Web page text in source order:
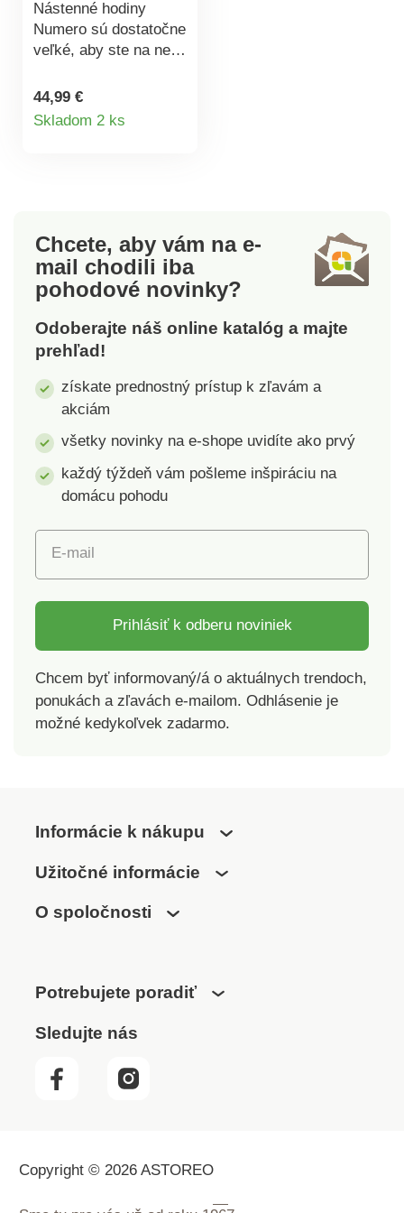
Nástenné hodiny
Numero sú dostatočne
veľké, aby ste na ne
Praktické veľké
číslice umožňujú
súčasťou
balenia).Nástenné
hodinyVeľké
čísliceDrevo a
kovPrevádzka na 1 x
AA batérie (niesú
súčasťou balenia)
44,99 €
Skladom 2 ks
Chcete, aby vám na e-
mail chodili iba
pohodové novinky?
Odoberajte náš online katalóg a majte
prehľad!
získate prednostný prístup k zľavám a
akciám
všetky novinky na e-shope uvidíte ako prvý
každý týždeň vám pošleme inšpiráciu na
domácu pohodu
E-mail
Prihlásiť k odberu noviniek
Chcem byť informovaný/á o aktuálnych trendoch,
ponukách a zľavách e-mailom. Odhlásenie je
možné kedykoľvek zadarmo.
Informácie k nákupu
Užitočné informácie
O spoločnosti
Potrebujete poradiť
Sledujte nás
Copyright © 2026 ASTOREO